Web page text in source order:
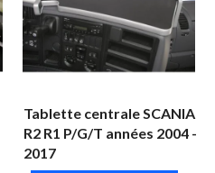
Tablette centrale SCANIA
R2 R1 P/G/T années 2004 -
2017